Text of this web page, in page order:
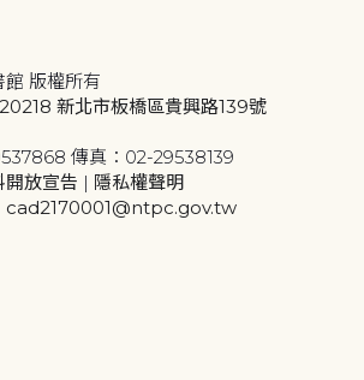
版權所有
新北市板橋區貴興路139號
傳真：02-29538139
開放宣告 | 隱私權聲明
cad2170001@ntpc.gov.tw